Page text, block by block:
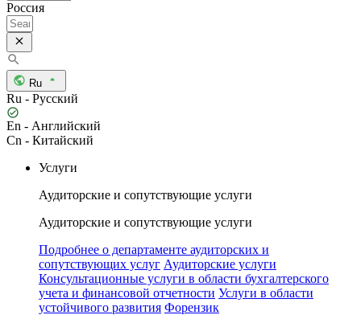
Россия
Ru
Ru - Русский
En - Английский
Cn - Китайский
Услуги
Аудиторские и сопутствующие услуги
Аудиторские и сопутствующие услуги
Подробнее о департаменте аудиторских и
сопутствующих услуг Аудиторские услуги
Консультационные услуги в области бухгалтерского
учета и финансовой отчетности Услуги в области
устойчивого развития Форензик